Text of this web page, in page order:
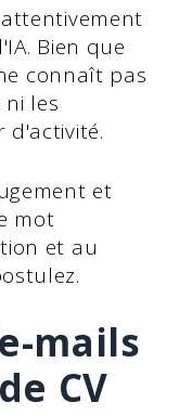
Bien que
connaît pas
les
d'activité.
et
mot
et au
mails
CV